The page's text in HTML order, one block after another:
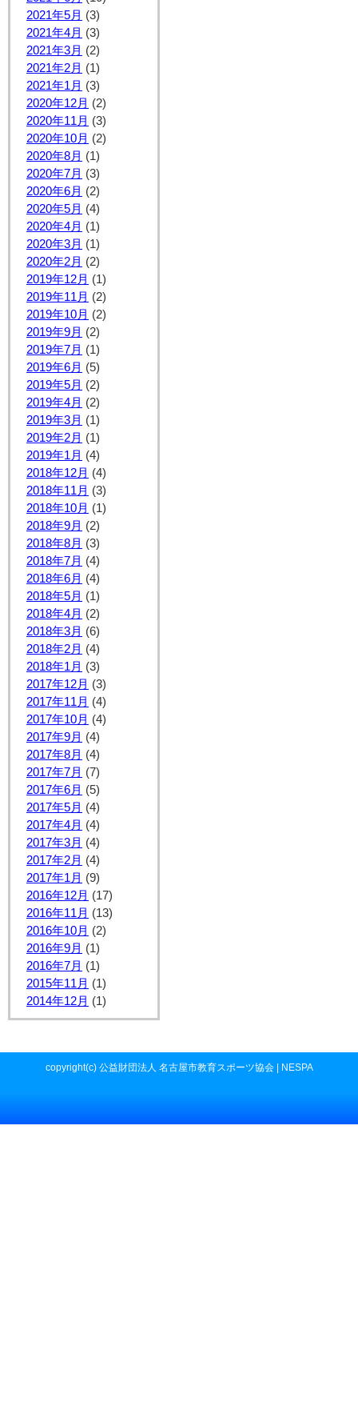
2021年5月 (3)
2021年4月 (3)
2021年3月 (2)
2021年2月 (1)
2021年1月 (3)
2020年12月 (2)
2020年11月 (3)
2020年10月 (2)
2020年8月 (1)
2020年7月 (3)
2020年6月 (2)
2020年5月 (4)
2020年4月 (1)
2020年3月 (1)
2020年2月 (2)
2019年12月 (1)
2019年11月 (2)
2019年10月 (2)
2019年9月 (2)
2019年7月 (1)
2019年6月 (5)
2019年5月 (2)
2019年4月 (2)
2019年3月 (1)
2019年2月 (1)
2019年1月 (4)
2018年12月 (4)
2018年11月 (3)
2018年10月 (1)
2018年9月 (2)
2018年8月 (3)
2018年7月 (4)
2018年6月 (4)
2018年5月 (1)
2018年4月 (2)
2018年3月 (6)
2018年2月 (4)
2018年1月 (3)
2017年12月 (3)
2017年11月 (4)
2017年10月 (4)
2017年9月 (4)
2017年8月 (4)
2017年7月 (7)
2017年6月 (5)
2017年5月 (4)
2017年4月 (4)
2017年3月 (4)
2017年2月 (4)
2017年1月 (9)
2016年12月 (17)
2016年11月 (13)
2016年10月 (2)
2016年9月 (1)
2016年7月 (1)
2015年11月 (1)
2014年12月 (1)
copyright(c) 公益財団法人 名古屋市教育スポーツ協会 | NESPA